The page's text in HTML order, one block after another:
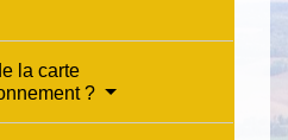
la carte
?